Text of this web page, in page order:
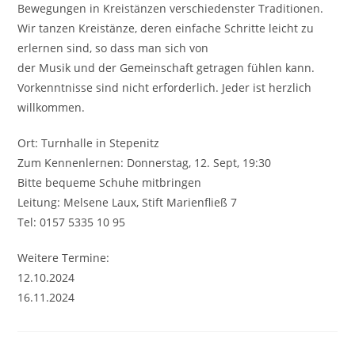
Bewegungen in Kreistänzen verschiedenster Traditionen.
Wir tanzen Kreistänze, deren einfache Schritte leicht zu
erlernen sind, so dass man sich von
der Musik und der Gemeinschaft getragen fühlen kann.
Vorkenntnisse sind nicht erforderlich. Jeder ist herzlich
willkommen.
Ort: Turnhalle in Stepenitz
Zum Kennenlernen: Donnerstag, 12. Sept, 19:30
Bitte bequeme Schuhe mitbringen
Leitung: Melsene Laux, Stift Marienfließ 7
Tel: 0157 5335 10 95
Weitere Termine:
12.10.2024
16.11.2024